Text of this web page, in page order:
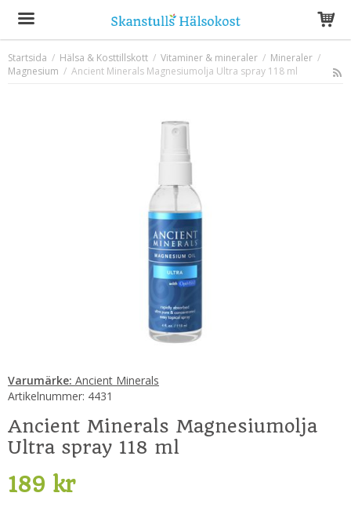
Produkten har blivit tillagd i varukorgen
Startsida / Hälsa & Kosttillskott / Vitaminer & mineraler / Mineraler /
Magnesium / Ancient Minerals Magnesiumolja Ultra spray 118 ml
Varumärke: Ancient Minerals
Artikelnummer: 4431
Ancient Minerals Magnesiumolja
Ultra spray 118 ml
189 kr